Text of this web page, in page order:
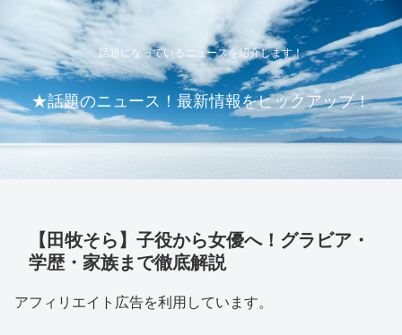
話題になっているニュースを紹介します！
★話題のニュース！最新情報をピックアップ！
【田牧そら】子役から女優へ！グラビア・
学歴・家族まで徹底解説
アフィリエイト広告を利用しています。